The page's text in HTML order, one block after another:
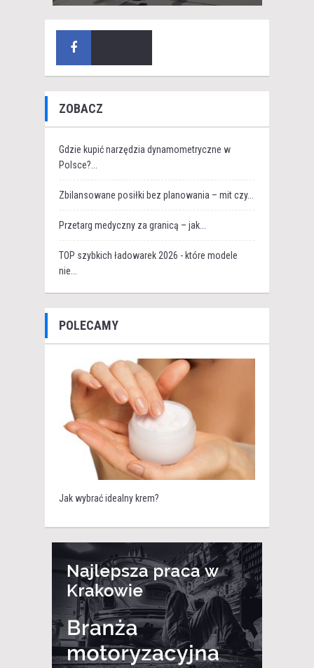
ZOBACZ
Gdzie kupić narzędzia dynamometryczne w
Polsce?...
Zbilansowane posiłki bez planowania – mit czy...
Przetarg medyczny za granicą – jak...
TOP szybkich ładowarek 2026 - które modele
nie...
POLECAMY
Jak wybrać idealny krem?